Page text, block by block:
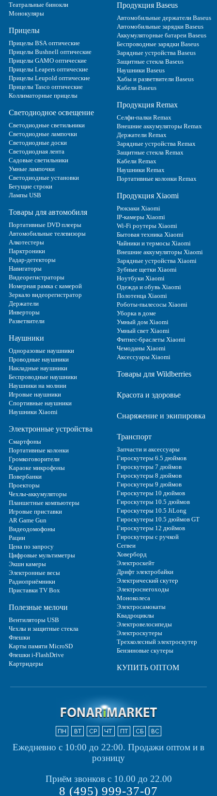
Театральные бинокли
Монокуляры
Прицелы
Прицелы BSA оптические
Прицелы Bushnell оптические
Прицелы GAMO оптические
Прицелы Leapers оптические
Прицелы Leupold оптические
Прицелы Tasco оптические
Коллиматорные прицелы
Светодиодное освещение
Светодиодные светильники
Светодиодные лампочки
Светодиодные доски
Светодиодная лента
Садовые светильники
Умные лампочки
Светодиодные установки
Бегущие строки
Лампы USB
Товары для автомобиля
Портативные DVD плееры
Автомобильные телевизоры
Алкотестеры
Парктроники
Радар-детекторы
Навигаторы
Видеорегистраторы
Номерная рамка с камерой
Зеркало видеорегистратор
Держатели
Инверторы
Разветвители
Наушники
Одноразовые наушники
Проводные наушники
Накладные наушники
Беспроводные наушники
Наушники на молнии
Игровые наушники
Спортивные наушники
Наушники Xiaomi
Электронные устройства
Смартфоны
Портативные колонки
Громкоговорители
Караоке микрофоны
Повербанки
Проекторы
Чехлы-аккумуляторы
Планшетные компьютеры
Игровые приставки
AR Game Gun
Видеодомофоны
Рации
Цена по запросу
Цифровые мультиметры
Экшн камеры
Электронные весы
Радиоприёмники
Приставки TV Box
Полезные мелочи
Вентиляторы USB
Чехлы и защитные стекла
Флешки
Карты памяти MicroSD
Флешки i-FlashDrive
Картридеры
Продукция Baseus
Автомобильные держатели Baseus
Автомобильные зарядки Baseus
Аккумуляторные батареи Baseus
Беспроводные зарядки Baseus
Зарядные устройства Baseus
Защитные стекла Baseus
Наушники Baseus
Хабы и разветвители Baseus
Кабели Baseus
Продукция Remax
Селфи-палки Remax
Внешние аккумуляторы Remax
Держатели Remax
Зарядные устройства Remax
Защитные стекла Remax
Кабели Remax
Наушники Remax
Портативные колонки Remax
Продукция Xiaomi
Рюкзаки Xiaomi
IP-камеры Xiaomi
Wi-Fi роутеры Xiaomi
Бытовая техника Xiaomi
Чайники и термосы Xiaomi
Внешние аккумуляторы Xiaomi
Зарядные устройства Xiaomi
Зубные щетки Xiaomi
Ноутбуки Xiaomi
Одежда и обувь Xiaomi
Полотенца Xiaomi
Роботы-пылесосы Xiaomi
Уборка в доме
Умный дом Xiaomi
Умный свет Xiaomi
Фитнес-браслеты Xiaomi
Чемоданы Xiaomi
Аксессуары Xiaomi
Товары для Wildberries
Красота и здоровье
Снаряжение и экипировка
Транспорт
Запчасти и аксессуары
Гироскутеры 6.5 дюймов
Гироскутеры 7 дюймов
Гироскутеры 8 дюймов
Гироскутеры 9 дюймов
Гироскутеры 10 дюймов
Гироскутеры 10.5 дюймов
Гироскутеры 10.5 JiLong
Гироскутеры 10.5 дюймов GT
Гироскутеры 12 дюймов
Гироскутеры с ручкой
Сегвеи
Ховерборд
Электроскейт
Дрифт электробайки
Электрический скутер
Электроснегоходы
Моноколеса
Электросамокаты
Квадроциклы
Электровелосипеды
Электроскутеры
Трехколесный электроскутер
Бензиновые скутеры
КУПИТЬ ОПТОМ
Ежедневно с 10:00 до 22:00. Продажи оптом и в
розницу
Приём звонков с 10.00 до 22.00
8 (495) 999-37-07